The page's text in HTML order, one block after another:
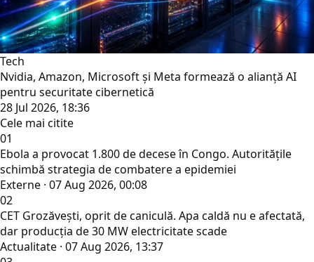
Tech
Nvidia, Amazon, Microsoft și Meta formează o alianță AI
pentru securitate cibernetică
28 Jul 2026, 18:36
Cele mai citite
01
Ebola a provocat 1.800 de decese în Congo. Autoritățile
schimbă strategia de combatere a epidemiei
Externe · 07 Aug 2026, 00:08
02
CET Grozăvești, oprit de caniculă. Apa caldă nu e afectată,
dar producția de 30 MW electricitate scade
Actualitate · 07 Aug 2026, 13:37